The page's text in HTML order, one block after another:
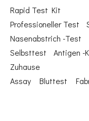
Rapid Test Kit
Professioneller Test
Nasenabstrich -Test
Selbsttest
Antigen -
Zuhause
Assay
Bluttest